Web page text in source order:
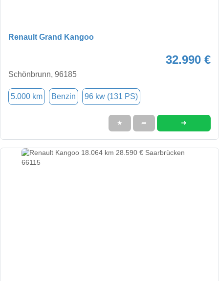
Renault Grand Kangoo
32.990 €
Schönbrunn, 96185
5.000 km Benzin 96 kw (131 PS)
★ ➦ ➜